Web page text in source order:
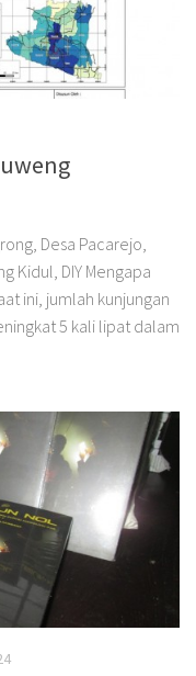
Desa Pacarejo,
Kidul, DIY Mengapa
ini, jumlah kunjungan
5 kali lipat dalam